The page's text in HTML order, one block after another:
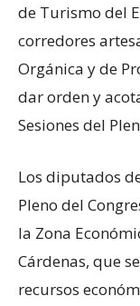
de Turismo del
corredores
Orgánica y de
dar orden y
Sesiones del
Los diputados
Pleno del
la Zona
Cárdenas, que
recursos